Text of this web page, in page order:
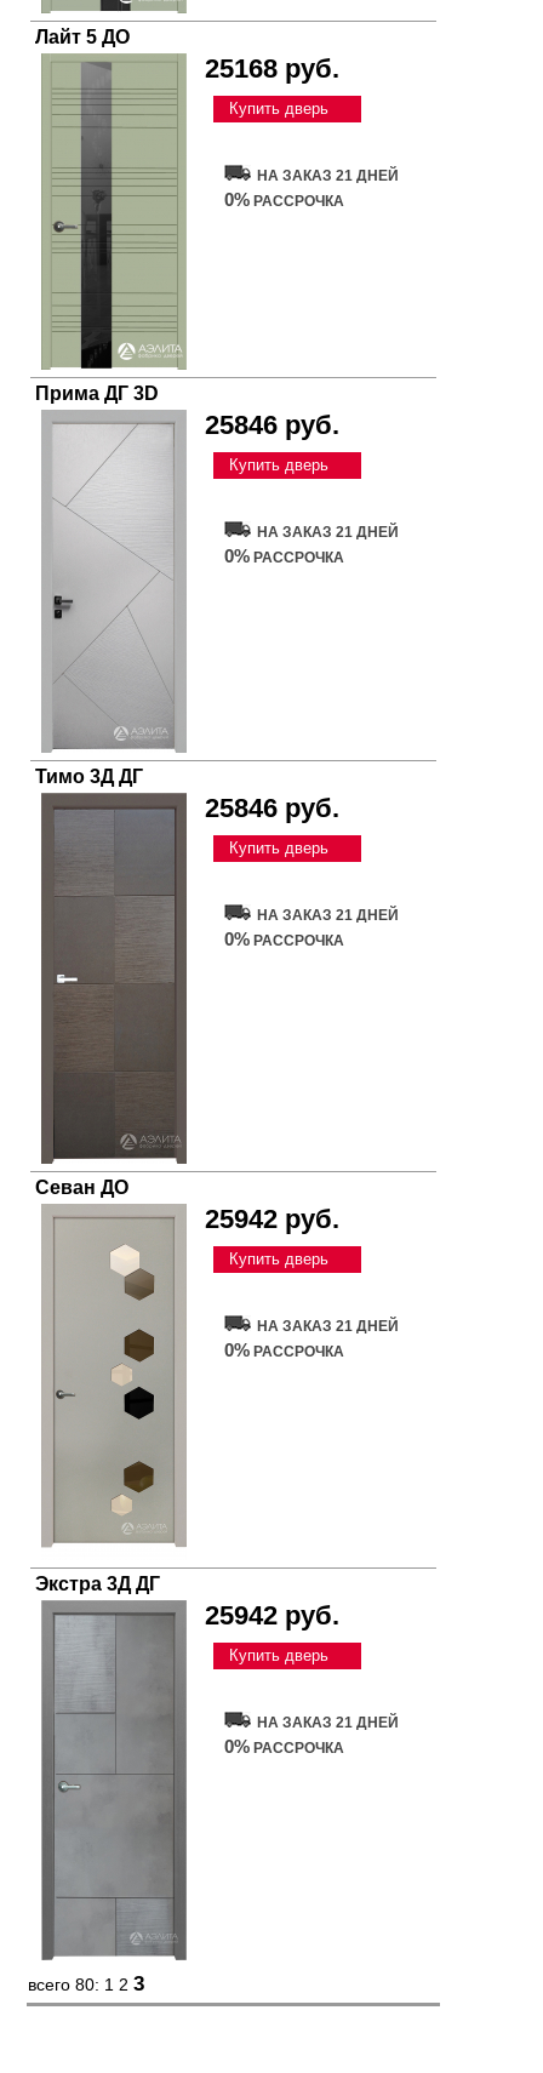
Лайт 5 ДО
25168 руб.
Купить дверь
НА ЗАКАЗ 21 ДНЕЙ
0% РАССРОЧКА
Прима ДГ 3D
25846 руб.
Купить дверь
НА ЗАКАЗ 21 ДНЕЙ
0% РАССРОЧКА
Тимо 3Д ДГ
25846 руб.
Купить дверь
НА ЗАКАЗ 21 ДНЕЙ
0% РАССРОЧКА
Севан ДО
25942 руб.
Купить дверь
НА ЗАКАЗ 21 ДНЕЙ
0% РАССРОЧКА
Экстра 3Д ДГ
25942 руб.
Купить дверь
НА ЗАКАЗ 21 ДНЕЙ
0% РАССРОЧКА
всего 80: 1 2 3